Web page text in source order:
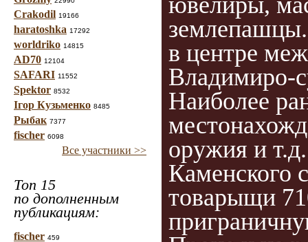
Crakodil 19166
haratoshka 17292
worldriko 14815
AD70 12104
SAFARI 11552
Spektor 8532
Ігор Кузьменко 8485
Рыбак 7377
fischer 6098
Все участники >>
Топ 15
по дополненным
публикациям:
fischer 459
в центре
Владимиро-
Наиболее
оружия и
Каменского
товарыщи